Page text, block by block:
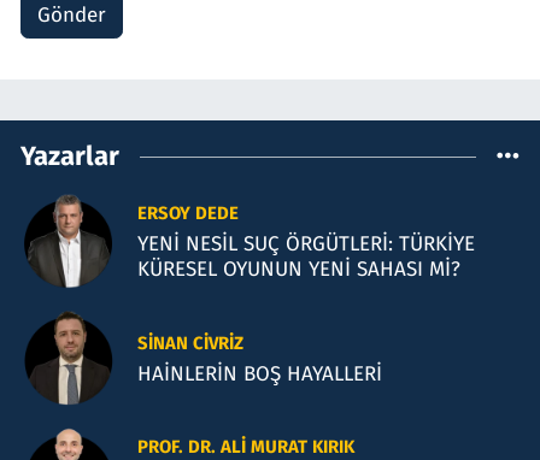
Gönder
Yazarlar
ERSOY DEDE
YENİ NESİL SUÇ ÖRGÜTLERİ: TÜRKİYE
KÜRESEL OYUNUN YENİ SAHASI Mİ?
SINAN CIVRIZ
HAİNLERİN BOŞ HAYALLERİ
PROF. DR. ALI MURAT KIRIK